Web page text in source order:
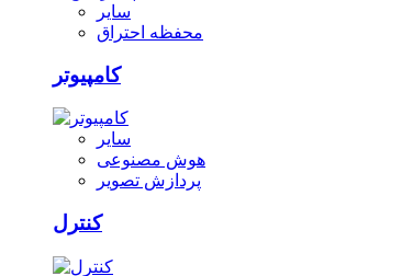
سایر
محفظه احتراق
کامپیوتر
سایر
هوش مصنوعی
پردازش تصویر
کنترل